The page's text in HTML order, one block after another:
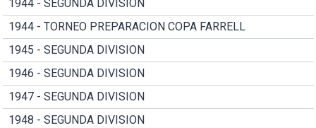
1944 - SEGUNDA DIVISION
1944 - TORNEO PREPARACION COPA FARRELL
1945 - SEGUNDA DIVISION
1946 - SEGUNDA DIVISION
1947 - SEGUNDA DIVISION
1948 - SEGUNDA DIVISION